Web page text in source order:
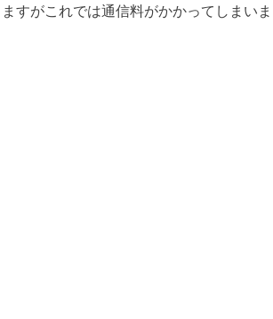
すがこれでは通信料がかかってしまいま